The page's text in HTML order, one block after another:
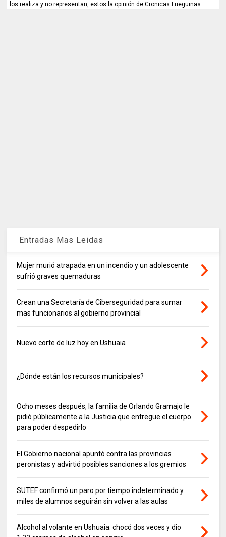
los realiza y no representan, estos la opinión de Cronicas Fueguinas.
Entradas Mas Leidas
Mujer murió atrapada en un incendio y un adolescente
sufrió graves quemaduras
Crean una Secretaría de Ciberseguridad para sumar
mas funcionarios al gobierno provincial
Nuevo corte de luz hoy en Ushuaia
¿Dónde están los recursos municipales?
Ocho meses después, la familia de Orlando Gramajo le
pidió públicamente a la Justicia que entregue el cuerpo
para poder despedirlo
El Gobierno nacional apuntó contra las provincias
peronistas y advirtió posibles sanciones a los gremios
SUTEF confirmó un paro por tiempo indeterminado y
miles de alumnos seguirán sin volver a las aulas
Alcohol al volante en Ushuaia: chocó dos veces y dio